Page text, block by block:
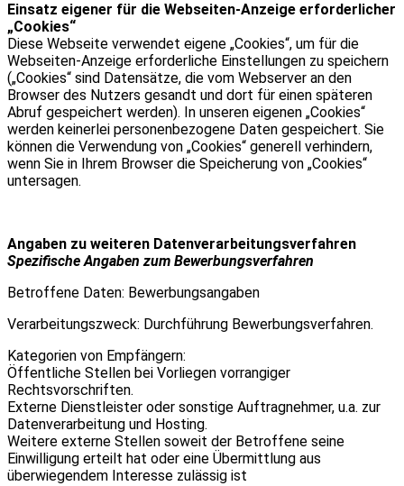
Einsatz eigener für die Webseiten-Anzeige erforderlicher
„Cookies“
Diese Webseite verwendet eigene „Cookies“, um für die
Webseiten-Anzeige erforderliche Einstellungen zu speichern
(„Cookies“ sind Datensätze, die vom Webserver an den
Browser des Nutzers gesandt und dort für einen späteren
Abruf gespeichert werden). In unseren eigenen „Cookies“
werden keinerlei personenbezogene Daten gespeichert. Sie
können die Verwendung von „Cookies“ generell verhindern,
wenn Sie in Ihrem Browser die Speicherung von „Cookies“
untersagen.
Angaben zu weiteren Datenverarbeitungsverfahren
Spezifische Angaben zum Bewerbungsverfahren
Betroffene Daten: Bewerbungsangaben
Verarbeitungszweck: Durchführung Bewerbungsverfahren.
Kategorien von Empfängern:
Öffentliche Stellen bei Vorliegen vorrangiger
Rechtsvorschriften.
Externe Dienstleister oder sonstige Auftragnehmer, u.a. zur
Datenverarbeitung und Hosting.
Weitere externe Stellen soweit der Betroffene seine
Einwilligung erteilt hat oder eine Übermittlung aus
überwiegendem Interesse zulässig ist